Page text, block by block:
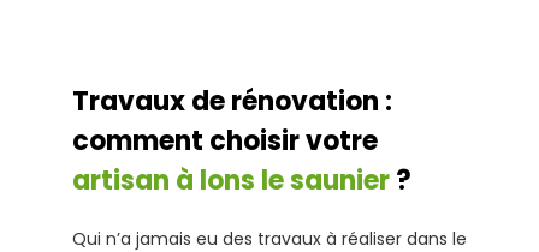
Travaux de rénovation :
comment choisir votre
artisan à lons le saunier?
Qui n’a jamais eu des travaux à réaliser dans le